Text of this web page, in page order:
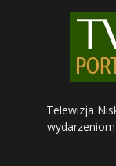
Telewizja